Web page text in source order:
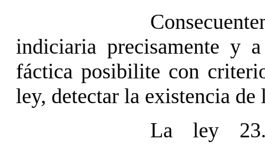
indiciaria precisamente y
fáctica posibilite con
ley, detectar la existencia
La ley